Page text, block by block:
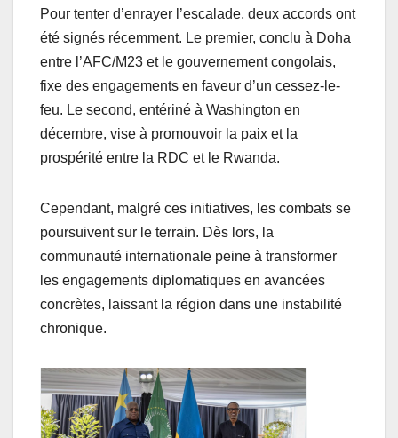
Pour tenter d’enrayer l’escalade, deux accords ont
été signés récemment. Le premier, conclu à Doha
entre l’AFC/M23 et le gouvernement congolais,
fixe des engagements en faveur d’un cessez-le-
feu. Le second, entériné à Washington en
décembre, vise à promouvoir la paix et la
prospérité entre la RDC et le Rwanda.
Cependant, malgré ces initiatives, les combats se
poursuivent sur le terrain. Dès lors, la
communauté internationale peine à transformer
les engagements diplomatiques en avancées
concrètes, laissant la région dans une instabilité
chronique.